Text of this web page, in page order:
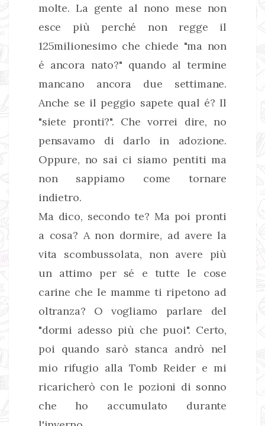
molte. La gente al nono mese non
esce più perché non regge il
125milionesimo che chiede "ma non
é ancora nato?" quando al termine
mancano ancora due settimane.
Anche se il peggio sapete qual é? Il
"siete pronti?". Che vorrei dire, no
pensavamo di darlo in adozione.
Oppure, no sai ci siamo pentiti ma
non sappiamo come tornare
indietro.
Ma dico, secondo te? Ma poi pronti
a cosa? A non dormire, ad avere la
vita scombussolata, non avere più
un attimo per sé e tutte le cose
carine che le mamme ti ripetono ad
oltranza? O vogliamo parlare del
"dormi adesso più che puoi". Certo,
poi quando sarò stanca andrò nel
mio rifugio alla Tomb Reider e mi
ricaricherò con le pozioni di sonno
che ho accumulato durante